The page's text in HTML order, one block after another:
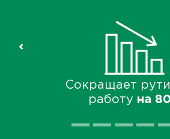
Сокращает
работу на